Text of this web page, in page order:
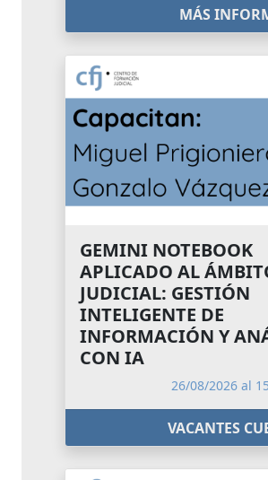
MÁS
GEMINI NOTEBOOK
APLICADO AL
JUDICIAL: GESTIÓN
INTELIGENTE DE
INFORMACIÓN Y
CON IA
26/08/2026 al
VACANTES